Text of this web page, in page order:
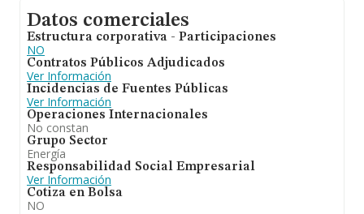
Datos comerciales
Estructura corporativa - Participaciones
NO
Contratos Públicos Adjudicados
Ver Información
Incidencias de Fuentes Públicas
Ver Información
Operaciones Internacionales
No constan
Grupo Sector
Energía
Responsabilidad Social Empresarial
Ver Información
Cotiza en Bolsa
NO